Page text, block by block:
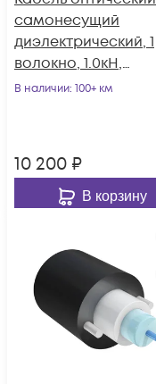
самонесущий
диэлектрический, 1
волокно, 1.0кН,
катушка 1км.
В наличии: 100+ км
10 200 ₽
В корзину